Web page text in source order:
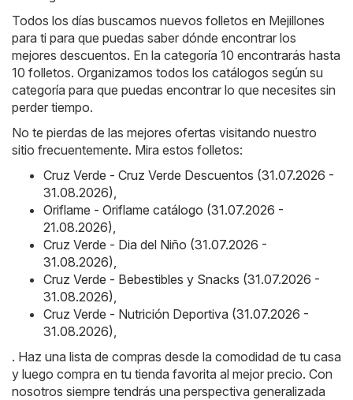
Todos los días buscamos nuevos folletos en Mejillones
para ti para que puedas saber dónde encontrar los
mejores descuentos. En la categoría 10 encontrarás hasta
10 folletos. Organizamos todos los catálogos según su
categoría para que puedas encontrar lo que necesites sin
perder tiempo.
No te pierdas de las mejores ofertas visitando nuestro
sitio frecuentemente. Mira estos folletos:
Cruz Verde - Cruz Verde Descuentos (31.07.2026 -
31.08.2026)
Oriflame - Oriflame catálogo (31.07.2026 -
21.08.2026)
Cruz Verde - Dia del Niño (31.07.2026 -
31.08.2026)
Cruz Verde - Bebestibles y Snacks (31.07.2026 -
31.08.2026)
Cruz Verde - Nutrición Deportiva (31.07.2026 -
31.08.2026)
. Haz una lista de compras desde la comodidad de tu casa
y luego compra en tu tienda favorita al mejor precio. Con
nosotros siempre tendrás una perspectiva generalizada